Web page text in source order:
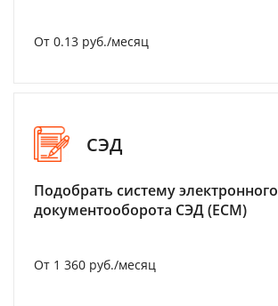
От 0.13 руб./месяц
СЭД
Подобрать систему электронного
документооборота СЭД (ECM)
От 1 360 руб./месяц